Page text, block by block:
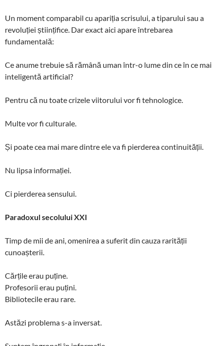
Un moment comparabil cu apariția scrisului, a tiparului sau a
revoluției științifice. Dar exact aici apare întrebarea
fundamentală:
Ce anume trebuie să rămână uman într-o lume din ce în ce mai
inteligentă artificial?
Pentru că nu toate crizele viitorului vor fi tehnologice.
Multe vor fi culturale.
Și poate cea mai mare dintre ele va fi pierderea continuității.
Nu lipsa informației.
Ci pierderea sensului.
Paradoxul secolului XXI
Timp de mii de ani, omenirea a suferit din cauza rarității
cunoașterii.
Cărțile erau puține.
Profesorii erau puțini.
Bibliotecile erau rare.
Astăzi problema s-a inversat.